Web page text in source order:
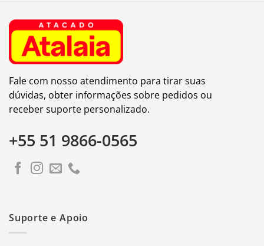
Fale com nosso atendimento para tirar suas
dúvidas, obter informações sobre pedidos ou
receber suporte personalizado.
+55 51 9866-0565
Suporte e Apoio